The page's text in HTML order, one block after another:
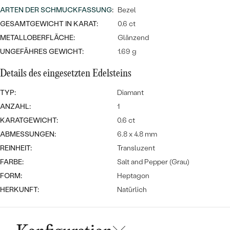
Wave Kollektion
ANSEHEN
NACH DER FARBE
NACH DER FORM
MASSGEFERTIGTER
DIAMANTEN
Ohrrinnge
ANSEHEN
Personalisierte
Halsketten
ANSEHEN
Meistverkaufte
Ringe
ANSEHEN
ARTEN DER SCHMUCKFASSUNG: Bezel
GESAMTGEWICHT IN KARAT:
0.6 ct
METALLOBERFLÄCHE:
Glänzend
UNGEFÄHRES GEWICHT:
1.69 g
Details des eingesetzten Edelsteins
TYP:
Diamant
ANZAHL:
1
KARATGEWICHT:
0.6 ct
ABMESSUNGEN:
6.8 x 4.8 mm
REINHEIT:
Transluzent
FARBE:
Salt and Pepper (Grau)
FORM:
Heptagon
HERKUNFT:
Natürlich